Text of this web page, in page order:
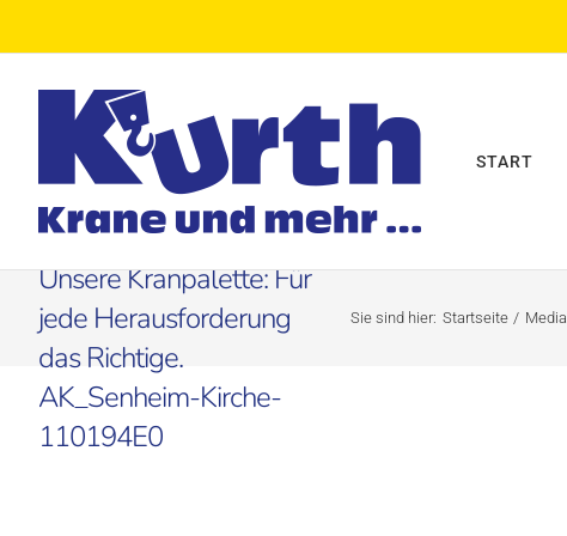
START
Kurth Autokrane
Fotogalerie Autokrane –
Unsere Kranpalette: Für
jede Herausforderung
das Richtige.
AK_Senheim-Kirche-
110194E0
Sie sind hier: Startseite Media